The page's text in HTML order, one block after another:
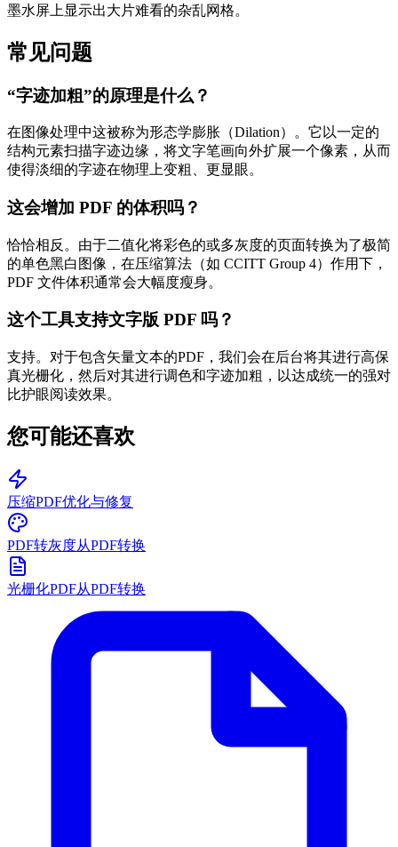
墨水屏上显示出大片难看的杂乱网格。
常见问题
“字迹加粗”的原理是什么？
在图像处理中这被称为形态学膨胀（Dilation）。它以一定的
结构元素扫描字迹边缘，将文字笔画向外扩展一个像素，从而
使得淡细的字迹在物理上变粗、更显眼。
这会增加 PDF 的体积吗？
恰恰相反。由于二值化将彩色的或多灰度的页面转换为了极简
的单色黑白图像，在压缩算法（如 CCITT Group 4）作用下，
PDF 文件体积通常会大幅度瘦身。
这个工具支持文字版 PDF 吗？
支持。对于包含矢量文本的PDF，我们会在后台将其进行高保
真光栅化，然后对其进行调色和字迹加粗，以达成统一的强对
比护眼阅读效果。
您可能还喜欢
压缩PDF优化与修复
PDF转灰度从PDF转换
光栅化PDF从PDF转换